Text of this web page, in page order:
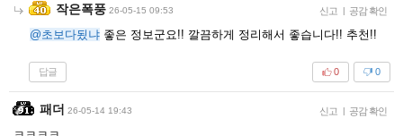
작은폭풍 26-05-15 09:53 신고 | 공감 확인
@초보다됬냐 좋은 정보군요!! 깔끔하게 정리해서 좋습니다!! 추천!!
답글 0
0
패더 26-05-14 19:43 신고 | 공감 확인